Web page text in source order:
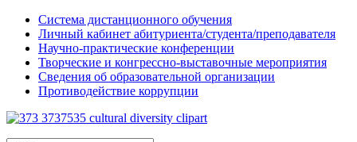
Система дистанционного обучения
Личный кабинет абитуриента/студента/преподавателя
Научно-практические конференции
Творческие и конгрессно-выставочные мероприятия
Сведения об образовательной организации
Противодействие коррупции